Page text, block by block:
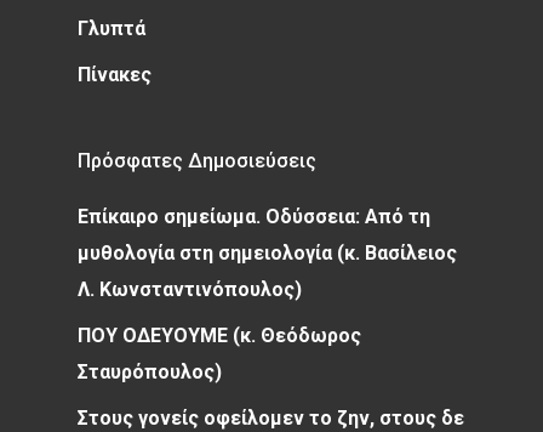
Γλυπτά
Πίνακες
Πρόσφατες Δημοσιεύσεις
Επίκαιρο σημείωμα. Οδύσσεια: Από τη
μυθολογία στη σημειολογία (κ. Βασίλειος
Λ. Κωνσταντινόπουλος)
ΠΟΥ ΟΔΕΥΟΥΜΕ (κ. Θεόδωρος
Σταυρόπουλος)
Στους γονείς οφείλομεν το ζην, στους δε